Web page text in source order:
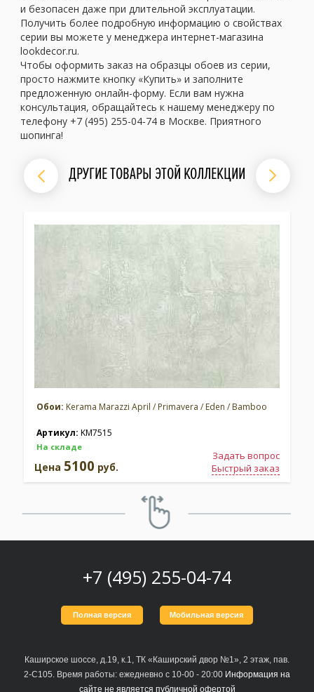
и безопасен даже при длительной эксплуатации.
Получить более подробную информацию о свойствах
серии вы можете у менеджера интернет-магазина
lookdecor.ru.
Чтобы оформить заказ на образцы обоев из серии,
просто нажмите кнопку «Купить» и заполните
предложенную онлайн-форму. Если вам нужна
консультация, обращайтесь к нашему менеджеру по
телефону +7 (495) 255-04-74 в Москве. Приятного
шопинга!
ДРУГИЕ ТОВАРЫ ЭТОЙ КОЛЛЕКЦИИ
Обои: Kerama Marazzi April / Primavera / Eden / Bamboo
Артикул: KM7515
На складе
Задать вопрос
Быстрый заказ
Цена 5100 руб.
+7 (495) 255-04-74
Полная версия Мобильная версия
Каширское шоссе, д.19, к.1, ТК «Каширский двор №1», 2 этаж, пав.
2-С105. Время работы: ежедневно с 10-00 - 20:00 Информация на
сайте не является публичной офертой